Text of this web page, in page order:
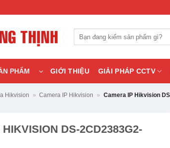
kiếm:
PHẨM GIỚI THIỆU GIẢI PHÁP CCTV
Hikvision » Camera IP Hikvision » Camera IP Hikvision
DS-2CD2383G2-